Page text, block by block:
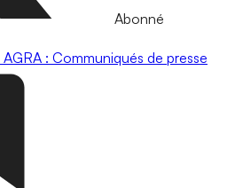
Abonné
AGRA : Communiqués de presse